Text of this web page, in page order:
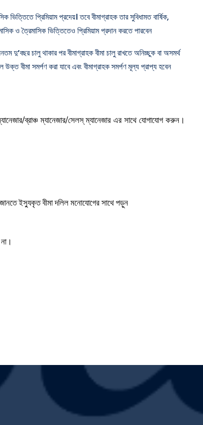
ভিত্তিতে প্রিমিয়াম প্রদেয়। তবে বীমাগ্রাহক তার সুবিধামত বার্ষিক,
ও ত্রৈমাসিক ভিত্তিতেও প্রিমিয়াম প্রদান করতে পারবেন
দু’বছর চালু থাকার পর বীমাগ্রাহক বীমা চালু রাখতে অনিচ্ছুক বা অসমর্থ
উক্ত বীমা সমর্পণ করা যাবে এবং বীমাগ্রাহক সমর্পণ মূল্য প্রাপ্য হবেন
ব্রাঞ্চ ম্যানেজার/সেলস্ ম্যানেজার এর সাথে যোগাযোগ করুন।
ইস্যুকৃত বীমা দলিল মনোযোগের সাথে পড়ুন